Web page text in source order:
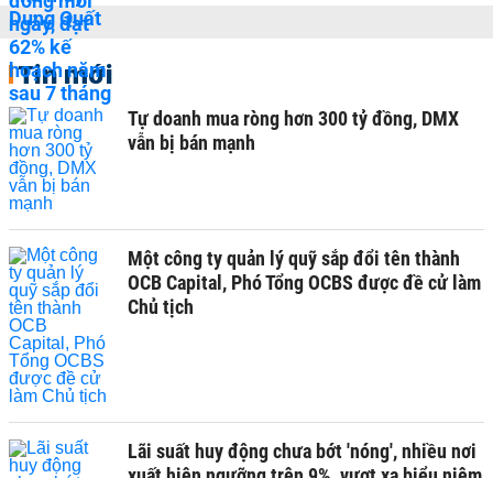
Tin mới
Tự doanh mua ròng hơn 300 tỷ đồng, DMX
vẫn bị bán mạnh
Một công ty quản lý quỹ sắp đổi tên thành
OCB Capital, Phó Tổng OCBS được đề cử làm
Chủ tịch
Lãi suất huy động chưa bớt 'nóng', nhiều nơi